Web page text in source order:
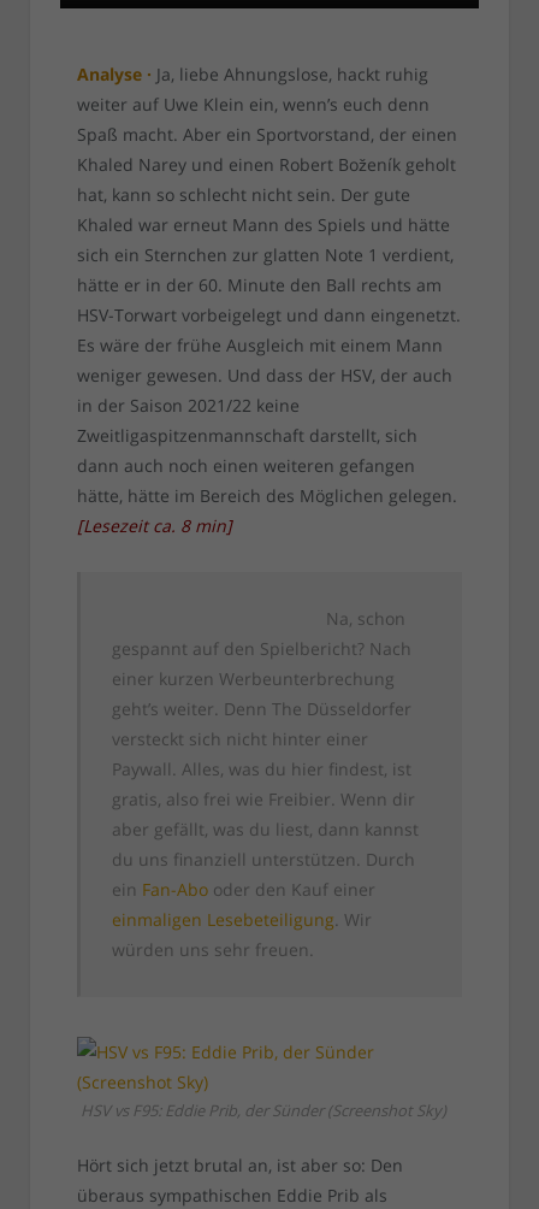
Analyse · Ja, liebe Ahnungslose, hackt ruhig
weiter auf Uwe Klein ein, wenn’s euch denn
Spaß macht. Aber ein Sportvorstand, der einen
Khaled Narey und einen Robert Boženík geholt
hat, kann so schlecht nicht sein. Der gute
Khaled war erneut Mann des Spiels und hätte
sich ein Sternchen zur glatten Note 1 verdient,
hätte er in der 60. Minute den Ball rechts am
HSV-Torwart vorbeigelegt und dann eingenetzt.
Es wäre der frühe Ausgleich mit einem Mann
weniger gewesen. Und dass der HSV, der auch
in der Saison 2021/22 keine
Zweitligaspitzenmannschaft darstellt, sich
dann auch noch einen weiteren gefangen
hätte, hätte im Bereich des Möglichen gelegen.
[Lesezeit ca. 8 min]
Na, schon
gespannt auf den Spielbericht? Nach
einer kurzen Werbeunterbrechung
geht’s weiter. Denn The Düsseldorfer
versteckt sich nicht hinter einer
Paywall. Alles, was du hier findest, ist
gratis, also frei wie Freibier. Wenn dir
aber gefällt, was du liest, dann kannst
du uns finanziell unterstützen. Durch
ein Fan-Abooder den Kauf einer
einmaligen Lesebeteiligung. Wir
würden uns sehr freuen.
HSV vs F95: Eddie Prib, der Sünder (Screenshot Sky)
Hört sich jetzt brutal an, ist aber so: Den
überaus sympathischen Eddie Prib als